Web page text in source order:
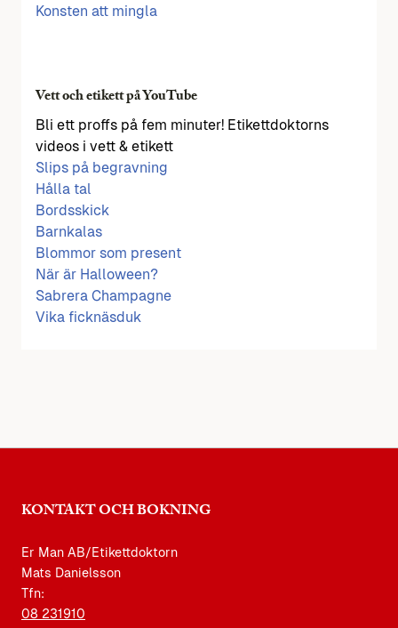
Konsten att mingla
Vett och etikett på YouTube
Bli ett proffs på fem minuter! Etikettdoktorns
videos i vett & etikett
Slips på begravning
Hålla tal
Bordsskick
Barnkalas
Blommor som present
När är Halloween?
Sabrera Champagne
Vika ficknäsduk
KONTAKT OCH BOKNING
Er Man AB/Etikettdoktorn
Mats Danielsson
Tfn:
08 231910